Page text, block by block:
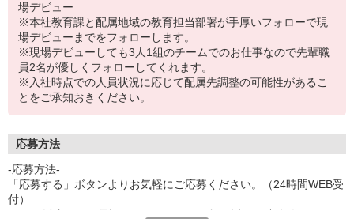
場デビュー
※本社教育課と配属地域の教育担当部署が手厚いフォローで現
場デビューまでをフォローします。
※現場デビューしても3人1組のチームでのお仕事なので先輩職
員2名が優しくフォローしてくれます。
※入社時点での人員状況に応じて配属先調整の可能性があるこ
とをご承知おきください。
応募方法
-応募方法-
「応募する」ボタンよりお気軽にご応募ください。（24時間WEB受
付）